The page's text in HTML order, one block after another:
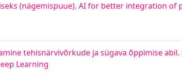
(nägemispuue). AI for better integration of
tehisnärvivõrkude ja sügava õppimise abil.
Learning